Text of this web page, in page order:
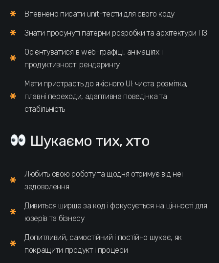
Впевнено писати unit-тести для свого коду
Знати просунуті патерни розробки та архітектури ПЗ
Орієнтуватися в web-графіці, анімаціях і
продуктивності рендерингу
Мати пристрасть до якісного UI: чиста розмітка,
плавні переходи, адаптивна поведінка та
стабільність
Шукаємо тих, хто
Любить свою роботу та щодня отримує від неї
задоволення
Дивиться ширше за код і фокусується на цінності для
юзерів та бізнесу
Допитливий, самостійний і постійно шукає, як
покращити продукт і процеси